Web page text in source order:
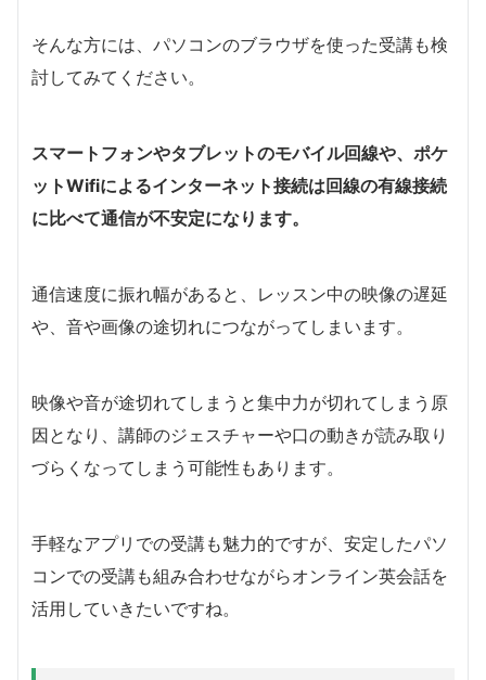
そんな方には、パソコンのブラウザを使った受講も検
討してみてください。
スマートフォンやタブレットのモバイル回線や、ポケ
ットWifiによるインターネット接続は回線の有線接続
に比べて通信が不安定になります。
通信速度に振れ幅があると、レッスン中の映像の遅延
や、音や画像の途切れにつながってしまいます。
映像や音が途切れてしまうと集中力が切れてしまう原
因となり、講師のジェスチャーや口の動きが読み取り
づらくなってしまう可能性もあります。
手軽なアプリでの受講も魅力的ですが、安定したパソ
コンでの受講も組み合わせながらオンライン英会話を
活用していきたいですね。